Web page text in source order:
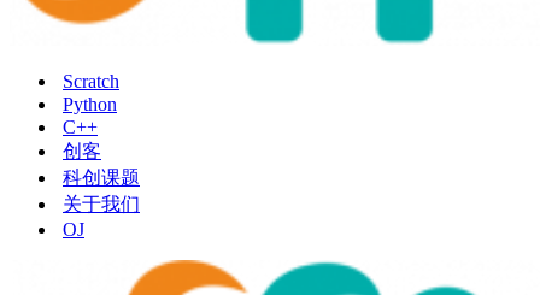
Scratch
Python
C++
创客
科创课题
关于我们
OJ